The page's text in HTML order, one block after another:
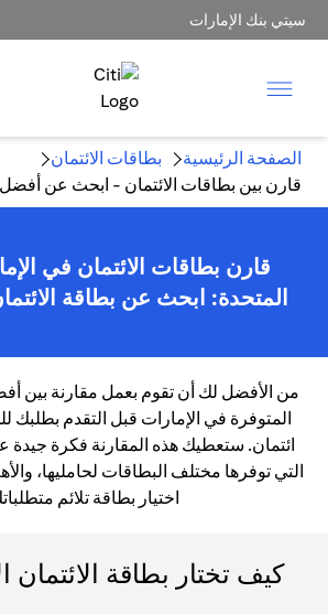
سيتي بنك الإمارات
الصفحة الرئيسية
بطاقات الائتمان
قارن بين بطاقات الائتمان - ابحث عن أفضل
قارن بطاقات الائتمان في
المتحدة: ابحث عن بطاقة
من الأفضل لك أن تقوم بعمل مقارنة بين
المتوفرة في الإمارات قبل التقدم
ائتمان. ستعطيك هذه المقارنة فكرة جيدة
التي توفرها مختلف البطاقات لحامليها،
اختيار بطاقة تلائم
كيف تختار بطاقة